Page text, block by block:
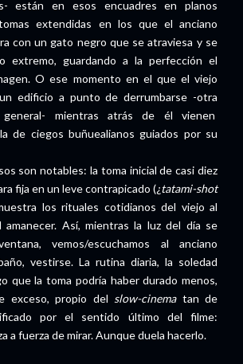
están en esos encuadres en planos
extendidas en los que el anciano
con un gato negro que se atraviesa y se
extremo, guardando a la perfección el
O ese momento en el que el viejo
edificio a punto de derrumbarse -otra
mientras atrás de él vienen
de ciegos buñuealianos guiados por su
son notables: la toma inicial de casi diez
fija en un leve contrapicado (¿tatami-shot
los rituales cotidianos del viejo al
amanecer. Así, mientras la luz del día se
vemos/escuchamos al anciano
vestirse. La rutina diaria, la soledad
que la toma podría haber durado menos,
exceso, propio del slow-cinema tan de
por el sentido último del filme:
a fuerza de mirar. Aunque duela hacerlo.